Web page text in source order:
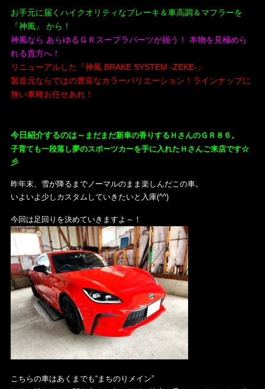
お手元に届くハイクオリティなブレーキ＆車高調＆マフラーを
『神風』 から！
神風なら あらゆるＧＲスープラパーツが揃う！ 本物を見極めら
れる貴方へ！
リニューアルした『神風 BRAKE SYSTEM -ZEKE-』
製造元ならではの豊富なカラーバリエーション！ラインナップに
無い車種お任せあれ！
今日紹介するのは～ まだまだ新車の香りする ＨさんのＧＲ８６。
子育ても一段落し夢のスポーツカーを手に入れたＨさんご来店です☆
彡
昨年末、雪が降るまでノーマルのまま楽しんだこの車。
いよいよ少しカスタムしていきたいと入庫(^^)
今回は足回りを決めていきますよ～！
こちらの車はあくまでも“まちのりメイン”